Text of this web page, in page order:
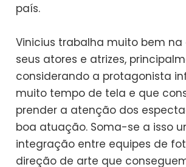
país.
Vinicius trabalha muito bem
seus atores e atrizes,
considerando a protagonista
muito tempo de tela e que
prender a atenção dos
boa atuação. Soma-se a isso
integração entre equipes de
direção de arte que